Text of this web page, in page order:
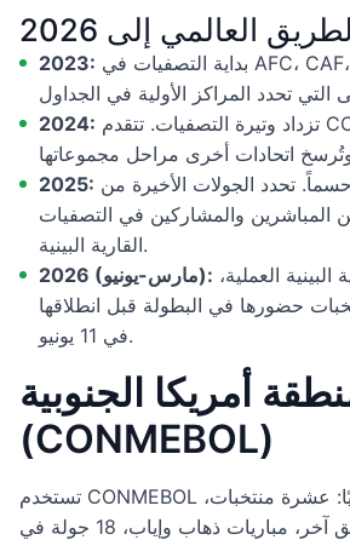
العالمي إلى 2026
2023:
2024:
2025:
المباشرين والمشاركين في التصفيات
القارية البينية.
2026 (مارس-يونيو):
حضورها في البطولة قبل انطلاقها
في 11 يونيو.
أمريكا الجنوبية
(CONMEBOL)
تستخدم CONMEBOL نظامًا بسيطًا وقاسيًا: عشرة منتخبات،
كل فريق ضد كل فريق آخر، مباريات ذهاب وإياب، 18 جولة في